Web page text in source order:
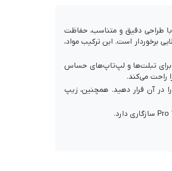
لپ‌تاپ‌ها، اولترا بوک‌ها و تبلت‌های تا 13.3 اینچ است. این کیف با طراحی دقیق و متناسب، حفاظت
برخوردار است. این ترکیب مواد،
برای تبلت‌ها و لپ‌تاپ‌های حساس
در آن قرار دهید. همچنین، زیپ